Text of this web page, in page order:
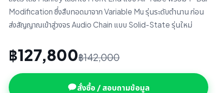
Modification ซึ่งสืบทอดมาจาก Variable Mu รุ่นระดับตำนาน ก่อน
ส่งสัญญาณเข้าสู่วงจร Audio Chain แบบ Solid-State รุ่นใหม่
฿127,800฿142,000
สั่งซื้อ / สอบถามข้อมูล